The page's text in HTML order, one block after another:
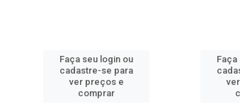
Faça seu login ou
cadastre-se para
ver preços e
comprar
Faça